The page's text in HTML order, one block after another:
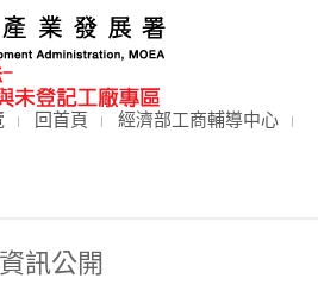
回首頁 經濟部工商輔導中心
資訊公開